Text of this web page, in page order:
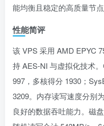
能均衡且稳定的高质量节点
性能简评
该 VPS 采用 AMD EPYC
持 AES-NI 与虚拟化技术
997，多核得分 1930；
3209。内存读写速度分别
良好的数据吞吐能力。磁